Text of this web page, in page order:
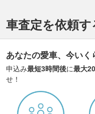
車査定を依頼す
あなたの愛車、今いく
申込み最短3時間後に最大
せ！